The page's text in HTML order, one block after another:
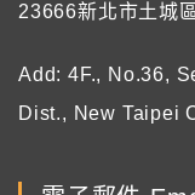
23666新北市土城
Add: 4F., No.36,
Dist., New Taipei